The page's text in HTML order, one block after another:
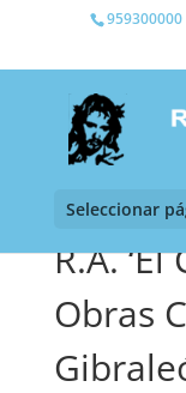
959300000
Seleccionar
R.A.
Obras